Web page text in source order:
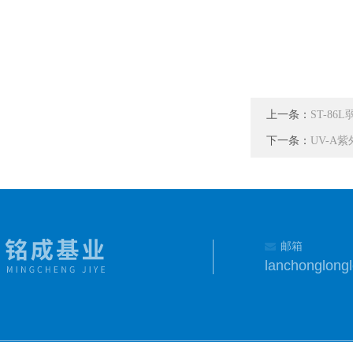
上一条： ST-86L
下一条： UV-A紫
邮箱